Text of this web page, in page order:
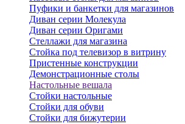
Пуфики и банкетки для магазинов
Диван серии Молекула
Диван серии Оригами
Стеллажи для магазина
Стойка под телевизор в витрину
Пристенные конструкции
Демонстрационные столы
Настольные вешала
Стойки настольные
Стойки для обуви
Стойки для бижутерии